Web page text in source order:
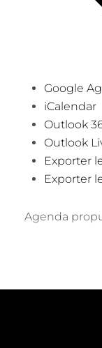
Google
iCalendar
Outlook
Outlook
Exporter
Exporter
Agenda